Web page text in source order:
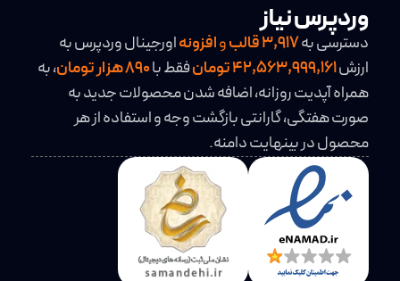
وردپرس نیاز
دسترسی به3,917قالبوافزونهاورجینال وردپرس به
ارزش42,563,999,161 تومان فقط با
، به
همراه آپدیت روزانه، اضافه شدن محصولات جدید به
صورت هفتگی، گارانتی بازگشت وجه و استفاده از هر
محصول در بینهایت دامنه.